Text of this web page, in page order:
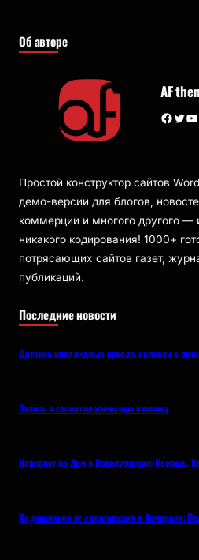
Об авторе
AF
Facebook Twitter YouTube
Простой конструктор сайтов
демо-версии для блогов,
коммерции и многого другого
никакого кодирования! 1000+
потрясающих сайтов газет,
публикаций.
Последние новости
Детские инвалидные кресла-коляски с
Запись в стоматологическую клинику
Нарколог на Дом в Новокузнецке: Помощь,
Кодирование от алкоголизма в Кемерово: